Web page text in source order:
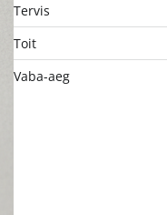
Tervis
Toit
Vaba-aeg